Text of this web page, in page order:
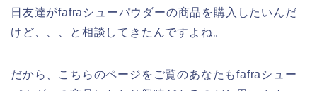
日友達がfafraシューパウダーの商品を購入したいんだ
けど、、、と相談してきたんですよね。
だから、こちらのページをご覧のあなたもfafraシュー